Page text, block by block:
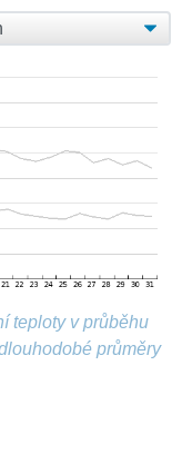
teploty v průběhu
průměry